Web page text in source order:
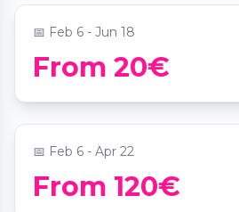
📅 Feb 6 - Jun 18
From 20€
Weinkeller
📍Wine Tasting
📅 Feb 6 - Apr 22
From 120€